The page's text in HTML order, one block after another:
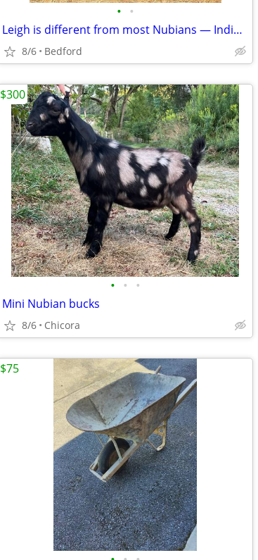
• •
Leigh is different from most Nubians — India is different from most Saanens
8/6 Bedford
• • •
Mini Nubian bucks
8/6 Chicora
$300
$75